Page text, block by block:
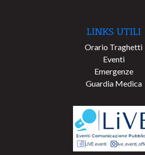
LINKS UTILI
Orario Traghetti
Eventi
Emergenze
Guardia Medica